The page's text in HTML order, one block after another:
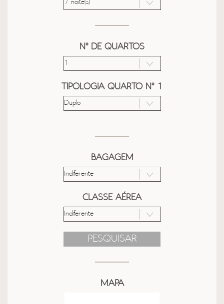
Nº DE QUARTOS
TIPOLOGIA QUARTO Nº 1
BAGAGEM
CLASSE AÉREA
PESQUISAR
MAPA